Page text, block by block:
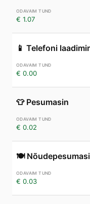
€ 1.07
📱 Telefoni
€ 0.00
👕 Pesumasin
€ 0.02
🍽️
€ 0.03